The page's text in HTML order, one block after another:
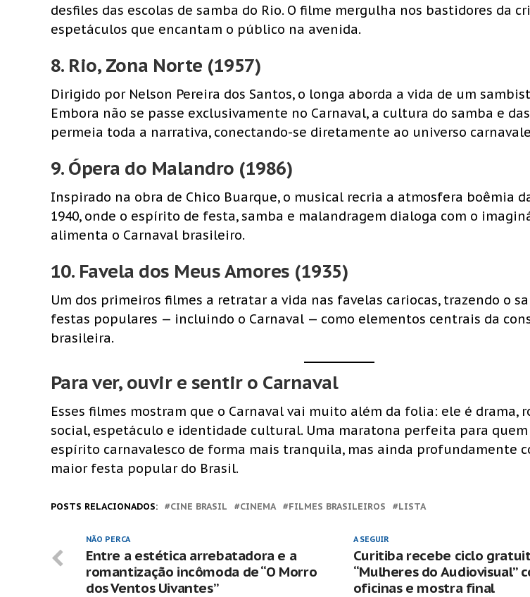
desfiles das escolas de samba do Rio. O filme mergulha nos bastidores da
espetáculos que encantam o público na avenida.
8. Rio, Zona Norte (1957)
Dirigido por Nelson Pereira dos Santos, o longa aborda a vida de um
Embora não se passe exclusivamente no Carnaval, a cultura do samba e
permeia toda a narrativa, conectando-se diretamente ao universo
9. Ópera do Malandro (1986)
Inspirado na obra de Chico Buarque, o musical recria a atmosfera boêmia
1940, onde o espírito de festa, samba e malandragem dialoga com o
alimenta o Carnaval brasileiro.
10. Favela dos Meus Amores (1935)
Um dos primeiros filmes a retratar a vida nas favelas cariocas, trazendo o
festas populares — incluindo o Carnaval — como elementos centrais da
brasileira.
Para ver, ouvir e sentir o Carnaval
Esses filmes mostram que o Carnaval vai muito além da folia: ele é drama,
social, espetáculo e identidade cultural. Uma maratona perfeita para quem
espírito carnavalesco de forma mais tranquila, mas ainda profundamente
maior festa popular do Brasil.
POSTS RELACIONADOS: CINE BRASIL CINEMA FILMES BRASILEIROS LISTA
A SEGUIR
Curitiba recebe ciclo
“Mulheres do Audiovisual”
oficinas e mostra final
NÃO PERCA
Entre a estética arrebatadora e a
romantização incômoda de “O Morro
dos Ventos Uivantes”